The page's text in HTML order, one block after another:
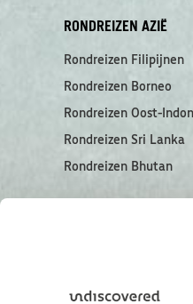
RONDREIZEN AZIË
Rondreizen Filipijnen
Rondreizen Borneo
Rondreizen Oost-
Rondreizen Sri Lanka
Rondreizen Bhutan